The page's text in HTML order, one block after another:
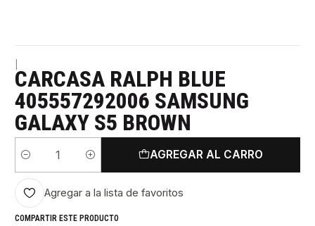
CARCASA RALPH BLUE
405557292006 SAMSUNG
GALAXY S5 BROWN
Cantidad
AGREGAR AL CARRO
Agregar a la lista de favoritos
COMPARTIR ESTE PRODUCTO